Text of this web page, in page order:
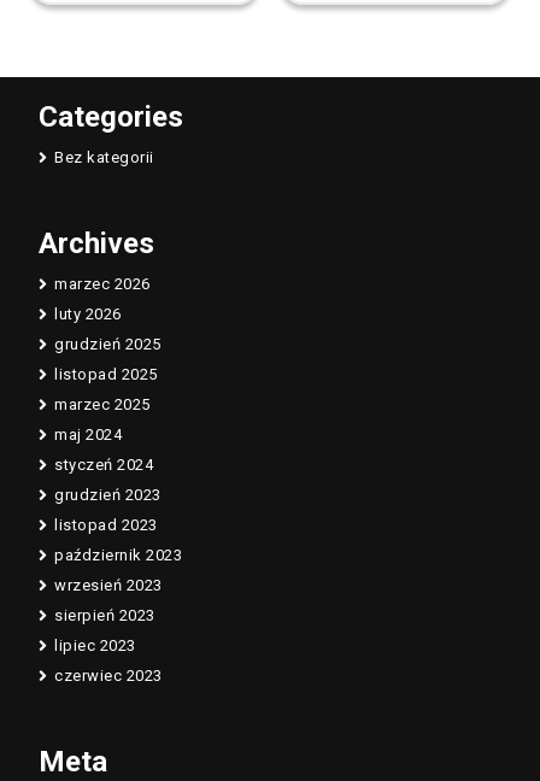
Categories
Bez kategorii
Archives
marzec 2026
luty 2026
grudzień 2025
listopad 2025
marzec 2025
maj 2024
styczeń 2024
grudzień 2023
listopad 2023
październik 2023
wrzesień 2023
sierpień 2023
lipiec 2023
czerwiec 2023
Meta